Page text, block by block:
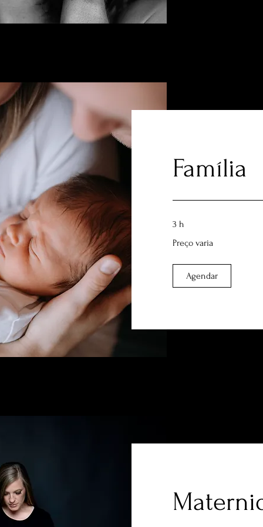
Família
3 h
varia
Preço varia
Agendar